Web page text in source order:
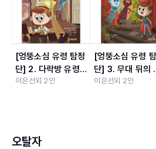
가족을 찾으며 도서관 유령 사건을
결의 실마리가 보이지 않는데......
책 속으로
가 숨을 깊이 들이마시고 구석에 꽂
[엉뚱소심 유령 탐정
단] 2. 다락방 유령
사건
이은선외 2 인
[엉뚱소심 유령
단] 3. 무대 뒤의
령
이은선외 2인
오탈자